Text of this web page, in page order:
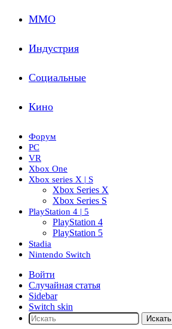
ММО
Индустрия
Социальные
Кино
Форум
PC
VR
Xbox One
Xbox series X | S
Xbox Series X
Xbox Series S
PlayStation 4 | 5
PlayStation 4
PlayStation 5
Stadia
Nintendo Switch
Войти
Случайная статья
Sidebar
Switch skin
Искать